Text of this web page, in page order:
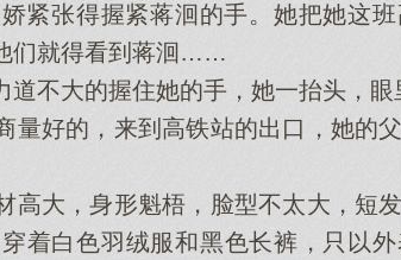
张得握紧蒋洄的手。她把她这班
们就得看到蒋洄……
大的握住她的手，她一抬头，眼
好的，来到高铁站的出口，她的
大，身形魁梧，脸型不太大，短
着白色羽绒服和黑色长裤，只以